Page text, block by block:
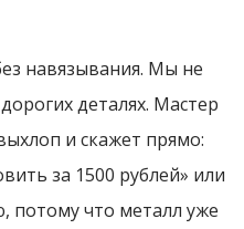
навязывания. Мы не
деталях. Мастер
и скажет прямо:
за 1500 рублей» или
потому что металл уже